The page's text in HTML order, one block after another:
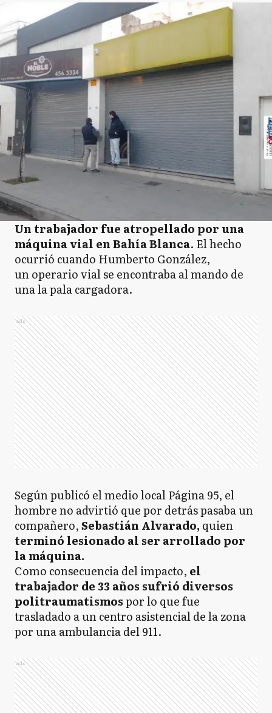
Un trabajador fue atropellado por una
máquina vial en Bahía Blanca. El hecho
ocurrió cuando Humberto González,
un operario vial se encontraba al mando de
una la pala cargadora.
Ads
Según publicó el medio local Página 95, el
hombreno advirtió que por detrás pasaba un
compañero,Sebastián Alvarado, quien
terminó lesionado al ser arrollado por
la máquina.
Como consecuencia del impacto, el
trabajador de 33 años sufrió diversos
politraumatismospor lo que fue
trasladado a un centro asistencial de la zona
por una ambulancia del 911.
Ads